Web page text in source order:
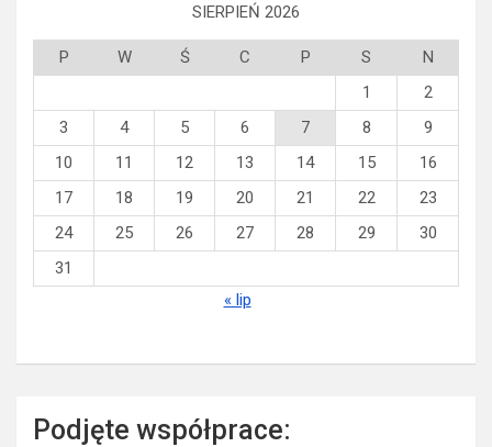
SIERPIEŃ 2026
P W Ś C P S
N
1
2
3
4 5 6 7 8
9
10
11 12 13 14 15
16
17
18 19 20 21 22
23
24
25 26 27 28 29
30
31
« lip
Podjęte współprace: